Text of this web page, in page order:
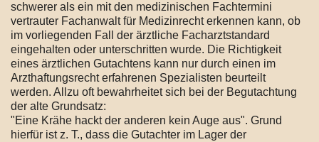
schwerer als ein mit den medizinischen Fachtermini
vertrauter Fachanwalt für Medizinrecht erkennen kann, ob
im vorliegenden Fall der ärztliche Facharztstandard
eingehalten oder unterschritten wurde. Die Richtigkeit
eines ärztlichen Gutachtens kann nur durch einen im
Arzthaftungsrecht erfahrenen Spezialisten beurteilt
werden. Allzu oft bewahrheitet sich bei der Begutachtung
der alte Grundsatz:
"Eine Krähe hackt der anderen kein Auge aus". Grund
hierfür ist z. T., dass die Gutachter im Lager der